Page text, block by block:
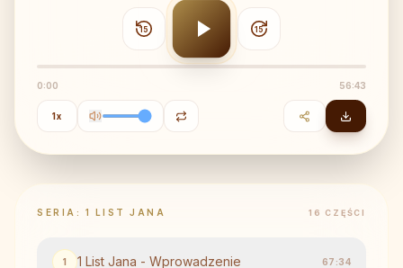
15 15
0:00 56:43
1x
SERIA: 1 LIST JANA 16 CZĘŚCI
1 1 List Jana - Wprowadzenie 67:34